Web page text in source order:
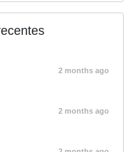
2 months ago
2 months ago